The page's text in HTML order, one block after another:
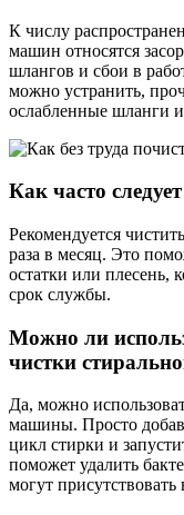
К числу
машин относятся
шлангов и сбои в
можно устранить,
ослабленные шланги
Как часто
Рекомендуется
раза в месяц. Это
остатки или плесень,
срок службы.
Можно ли
чистки
Да, можно
машины. Просто
цикл стирки и
поможет удалить
могут